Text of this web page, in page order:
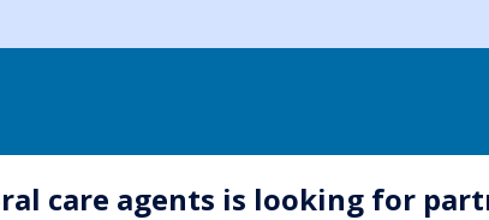
care agents is looking for